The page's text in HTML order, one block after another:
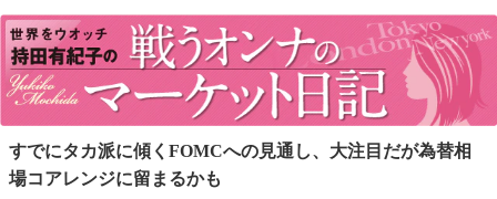
すでにタカ派に傾くFOMCへの見通し、 大注目だが為替相
場コアレンジに留まるかも